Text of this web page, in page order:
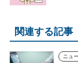
関連する記事
ニュ